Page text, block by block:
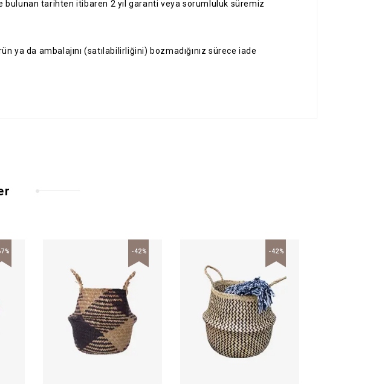
tarihten itibaren 2 yıl garanti veya sorumluluk süremiz
ya da ambalajını (satılabilirliğini) bozmadığınız sürece iade
-42% -42%